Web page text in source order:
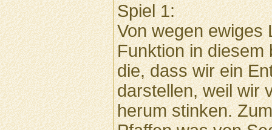
Spiel 1:
Von wegen ewiges
Funktion in diesem
die, dass wir ein
darstellen, weil wir
herum stinken.